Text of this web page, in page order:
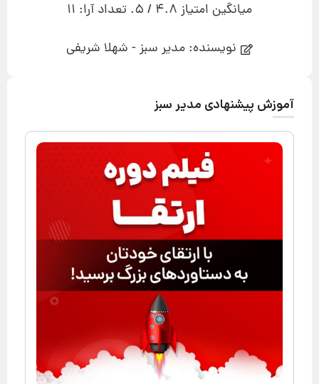
میانگین امتیاز 4.8 / 5. تعداد آرا:
11
نویسنده: مدیر سبز - شهلا شریفی
آموزش پیشنهادی مدیر سبز